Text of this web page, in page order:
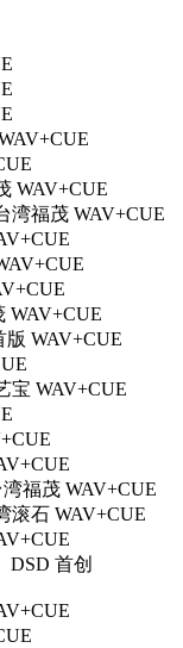
WAV+CUE
湾福茂 WAV+CUE
WAV+CUE
WAV+CUE
宝 WAV+CUE
福茂 WAV+CUE
滚石 WAV+CUE
DSD 首创